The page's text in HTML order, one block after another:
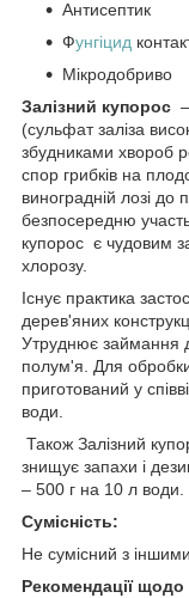
Антисептик
Фунгіцид
Мікродобриво
Залізний купорос
(сульфат заліза
збудниками хвороб
спор грибків на
виноградній лозі до
безпосередню
купорос є чудовим
хлорозу.
Існує практика
дерев'яних
Утруднює займання
полум'я. Для
приготований у
води.
Також Залізний
знищує запахи і
– 500 г на 10 л води.
Сумісність:
Не сумісний з
Рекомендації щодо